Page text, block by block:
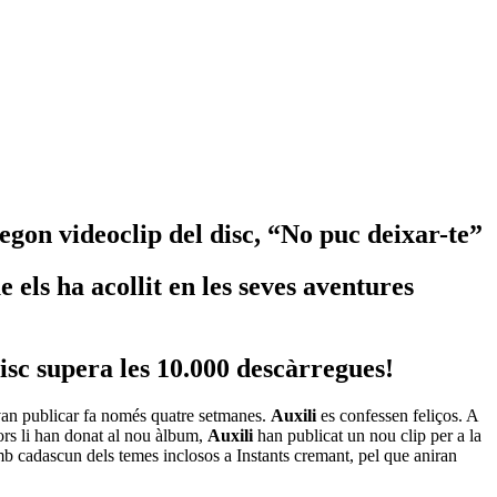
videoclip del disc, “No puc deixar-te”
ha acollit en les seves aventures
supera les 10.000 descàrregues!
publicar fa només quatre setmanes. Auxili es confessen feliços. A
li han donat al nou àlbum, Auxili han publicat un nou clip per a la
cadascun dels temes inclosos a Instants cremant, pel que aniran